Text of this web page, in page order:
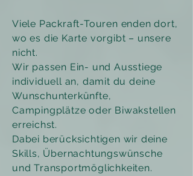
Viele Packraft-Touren enden dort,
wo es die Karte vorgibt – unsere
nicht.
Wir passen Ein- und Ausstiege
individuell an, damit du deine
Wunschunterkünfte,
Campingplätze oder Biwakstellen
erreichst.
Dabei berücksichtigen wir deine
Skills, Übernachtungswünsche
und Transportmöglichkeiten.